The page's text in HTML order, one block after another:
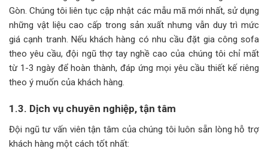
Gòn. Chúng tôi liên tục cập nhật các mẫu mã mới nhất, sử dụng
những vật liệu cao cấp trong sản xuất nhưng vẫn duy trì mức
giá cạnh tranh. Nếu khách hàng có nhu cầu đặt gia công sofa
theo yêu cầu, đội ngũ thợ tay nghề cao của chúng tôi chỉ mất
từ 1-3 ngày để hoàn thành, đáp ứng mọi yêu cầu thiết kế riêng
theo ý muốn của khách hàng.
1.3. Dịch vụ chuyên nghiệp, tận tâm
Đội ngũ tư vấn viên tận tâm của chúng tôi luôn sẵn lòng hỗ trợ
khách hàng một cách tốt nhất: